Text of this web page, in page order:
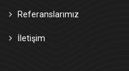
Referanslarımız
İletişim